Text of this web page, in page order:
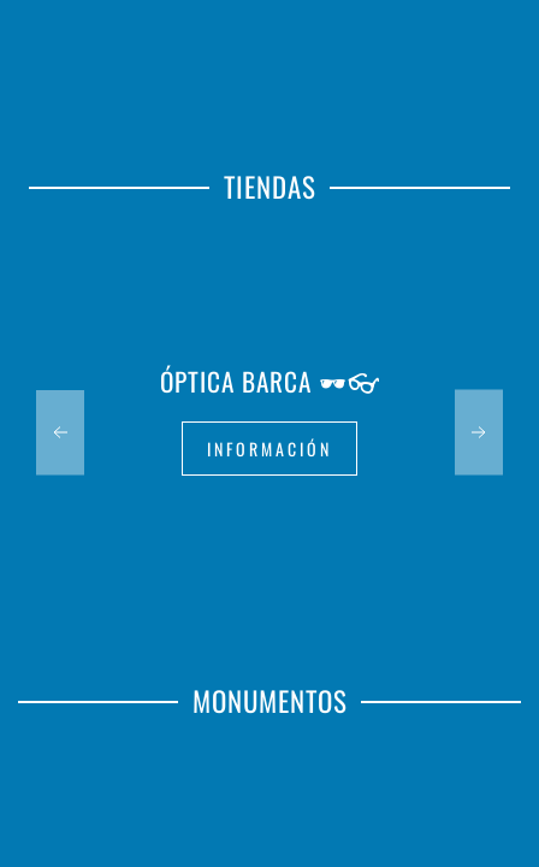
TIENDAS
ÓPTICA BARCA 🕶️👓
INFORMACIÓN
MONUMENTOS